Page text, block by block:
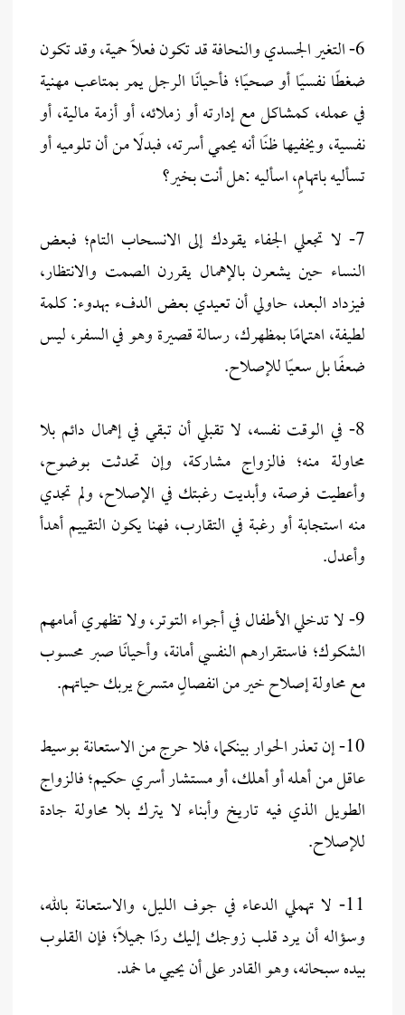
6- التغير الجسدي والنحافة قد تكون فعلاً حمية، وقد تكون
ضغطًا نفسيًا أو صحيًا؛ فأحيانًا الرجل يمر بمتاعب مهنية
في عمله، كمشاكل مع إدارته أو زملائه، أو أزمة مالية، أو
نفسية، ويخفيها ظنًا أنه يحمي أسرته، فبدلًا من أن تلوميه أو
تسأليه باتهامٍ، اسأليه :هل أنت بخير؟
7- لا تجعلي الجفاء يقودك إلى الانسحاب التام؛ فبعض
النساء حين يشعرن بالإهمال يقررن الصمت والانتظار،
فيزداد البعد، حاولي أن تعيدي بعض الدفء بهدوء: كلمة
لطيفة، اهتمامًا بمظهرك، رسالة قصيرة وهو في السفر، ليس
ضعفًا بل سعيًا للإصلاح.
8- في الوقت نفسه، لا تقبلي أن تبقي في إهمال دائم بلا
محاولة منه؛ فالزواج مشاركة، وإن تحدثت بوضوح،
وأعطيت فرصة، وأبديت رغبتك في الإصلاح، ولم تجدي
منه استجابة أو رغبة في التقارب، فهنا يكون التقييم أهدأ
وأعدل.
9- لا تدخلي الأطفال في أجواء التوتر، ولا تظهري أمامهم
الشكوك؛ فاستقرارهم النفسي أمانة، وأحيانًا صبر محسوب
مع محاولة إصلاح خير من انفصالٍ متسرع يربك حياتهم.
10- إن تعذر الحوار بينكما، فلا حرج من الاستعانة بوسيط
عاقل من أهله أو أهلك، أو مستشار أسري حكيم؛ فالزواج
الطويل الذي فيه تاريخ وأبناء لا يترك بلا محاولة جادة
للإصلاح.
11- لا تهملي الدعاء في جوف الليل، والاستعانة بالله،
وسؤاله أن يرد قلب زوجك إليك ردًا جميلاً؛ فإن القلوب
بيده سبحانه، وهو القادر على أن يحيي ما خمد.